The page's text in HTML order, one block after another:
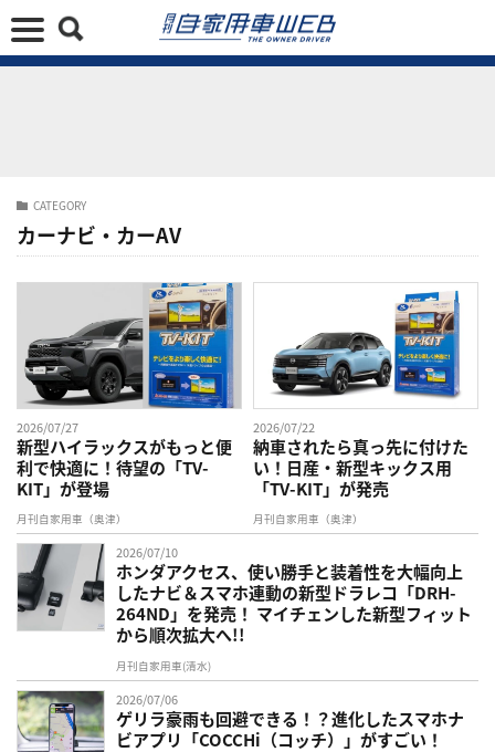
CATEGORY
カーナビ・カーAV
2026/07/27
新型ハイラックスがもっと便
利で快適に！待望の「TV-
KIT」が登場
月刊自家用車（奥津）
2026/07/22
納車されたら真っ先に付けた
い！日産・新型キックス用
「TV-KIT」が発売
月刊自家用車（奥津）
2026/07/10
ホンダアクセス、使い勝手と装着性を大幅向上
したナビ＆スマホ連動の新型ドラレコ「DRH-
264ND」を発売！ マイチェンした新型フィット
から順次拡大へ!!
月刊自家用車(清水)
2026/07/06
ゲリラ豪雨も回避できる！？進化したスマホナ
ビアプリ「COCCHi（コッチ）」がすごい！